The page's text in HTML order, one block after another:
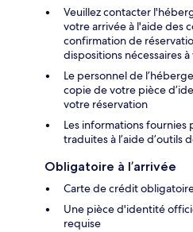
Veuillez contacter
votre arrivée à l'aide des
confirmation de
dispositions nécessaires
Le personnel de
copie de votre pièce
votre réservation
Les informations
traduites à l’aide
Obligatoire à l’arrivée
Carte de crédit
Une pièce d'identité
requise